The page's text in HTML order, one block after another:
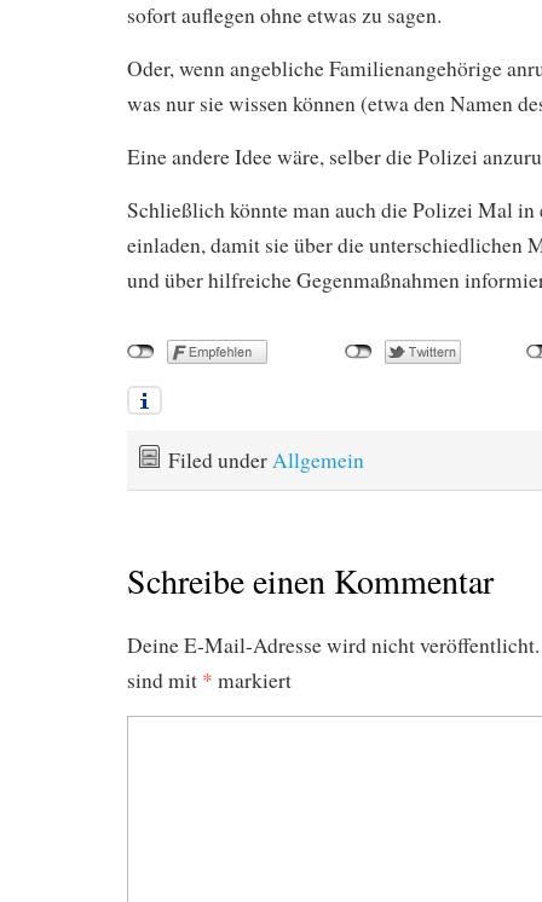
sofort auflegen ohne etwas zu sagen.
Oder, wenn angebliche Familienangehörige
was nur sie wissen können (etwa den Namen
Eine andere Idee wäre, selber die Polizei
Schließlich könnte man auch die Polizei Mal in
einladen, damit sie über die unterschiedlichen
und über hilfreiche Gegenmaßnahmen
Filed underAllgemein
Schreibe einen Kommentar
Deine E-Mail-Adresse wird nicht veröffentlicht.
sind mit * markiert